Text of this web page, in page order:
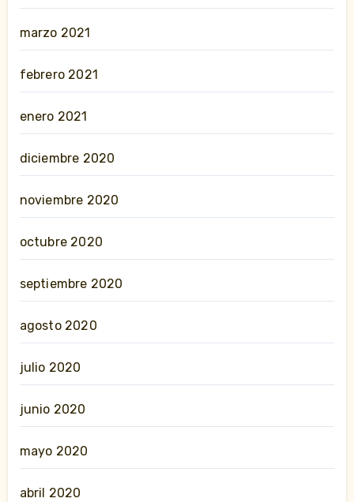
marzo 2021
febrero 2021
enero 2021
diciembre 2020
noviembre 2020
octubre 2020
septiembre 2020
agosto 2020
julio 2020
junio 2020
mayo 2020
abril 2020